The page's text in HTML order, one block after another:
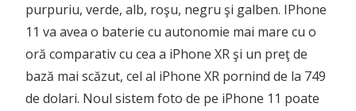
purpuriu, verde, alb, roşu, negru şi galben. IPhone
11 va avea o baterie cu autonomie mai mare cu o
oră comparativ cu cea a iPhone XR şi un preţ de
bază mai scăzut, cel al iPhone XR pornind de la 749
de dolari. Noul sistem foto de pe iPhone 11 poate